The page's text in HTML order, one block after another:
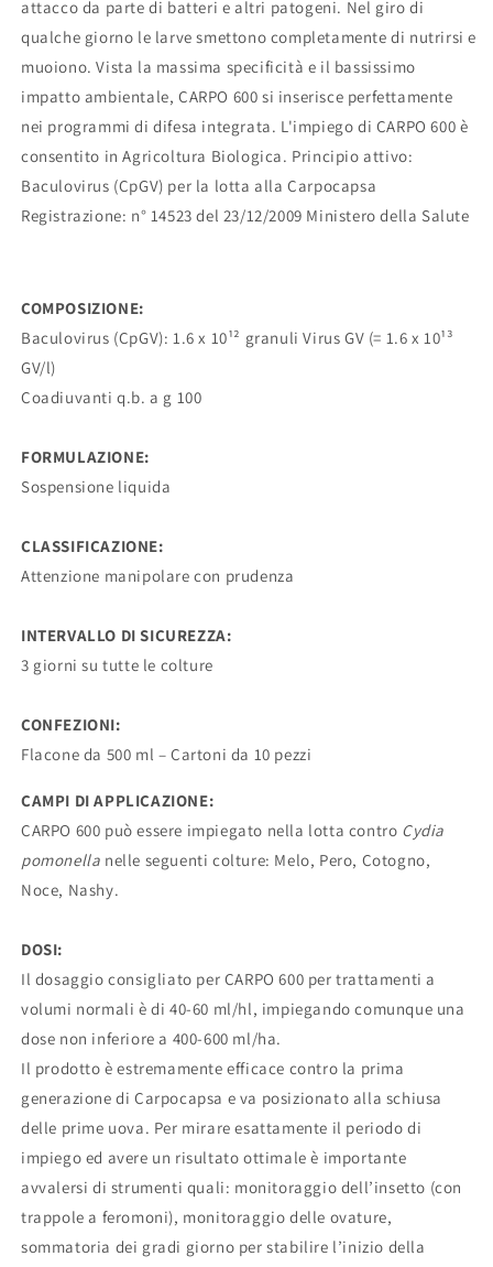
attacco da parte di batteri e altri patogeni. Nel giro di
qualche giorno le larve smettono completamente di nutrirsi e
muoiono. Vista la massima specificità e il bassissimo
impatto ambientale, CARPO 600 si inserisce perfettamente
nei programmi di difesa integrata. L'impiego di CARPO 600 è
consentito in Agricoltura Biologica. Principio attivo:
Baculovirus (CpGV) per la lotta alla Carpocapsa
Registrazione: n° 14523 del 23/12/2009 Ministero della Salute
COMPOSIZIONE:
Baculovirus (CpGV): 1.6 x 10¹² granuli Virus GV (= 1.6 x 10¹³
GV/l)
Coadiuvanti q.b. a g 100
FORMULAZIONE:
Sospensione liquida
CLASSIFICAZIONE:
Attenzione manipolare con prudenza
INTERVALLO DI SICUREZZA:
3 giorni su tutte le colture
CONFEZIONI:
Flacone da 500 ml – Cartoni da 10 pezzi
CAMPI DI APPLICAZIONE:
CARPO 600 può essere impiegato nella lotta contro Cydia
pomonella nelle seguenti colture: Melo, Pero, Cotogno,
Noce, Nashy.
DOSI:
Il dosaggio consigliato per CARPO 600 per trattamenti a
volumi normali è di 40-60 ml/hl, impiegando comunque una
dose non inferiore a 400-600 ml/ha.
Il prodotto è estremamente efficace contro la prima
generazione di Carpocapsa e va posizionato alla schiusa
delle prime uova. Per mirare esattamente il periodo di
impiego ed avere un risultato ottimale è importante
avvalersi di strumenti quali: monitoraggio dell’insetto (con
trappole a feromoni), monitoraggio delle ovature,
sommatoria dei gradi giorno per stabilire l’inizio della